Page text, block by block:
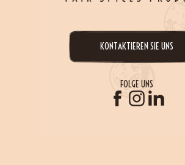
KONTAKTIEREN SIE UNS
FOLGE UNS